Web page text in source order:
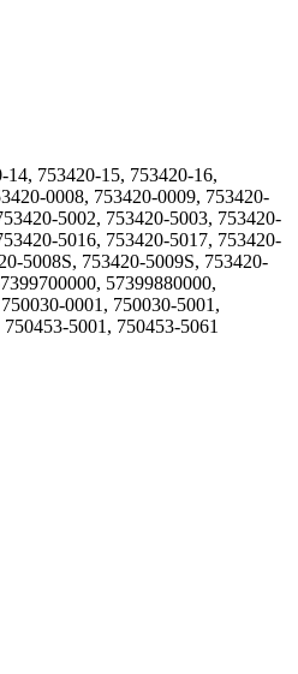
753420-15, 753420-16,
0008, 753420-0009, 753420-
5002, 753420-5003, 753420-
5016, 753420-5017, 753420-
5008S, 753420-5009S, 753420-
57399880000,
0001, 750030-5001,
5001, 750453-5061